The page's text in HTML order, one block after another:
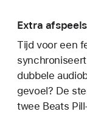
Extra
Tijd voor een
dubbele
gevoel? De
twee Beats